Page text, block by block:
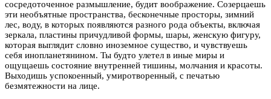
сосредоточенное размышление, будит воображение. Созерцаешь
эти необъятные пространства, бесконечные просторы, зимний
лес, воду, в которых появляются разного рода объекты, включая
зеркала, пластины причудливой формы, шары, женскую фигуру,
которая выглядит словно иноземное существо, и чувствуешь
себя инопланетянином. Ты будто улетел в иные миры и
ощущаешь состояние внутренней тишины, молчания и красоты.
Выходишь успокоенный, умиротворенный, с печатью
безмятежности на лице.